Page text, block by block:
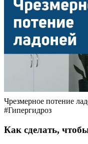
Чрезмерное потение
#Гипергидроз
Как сделать,